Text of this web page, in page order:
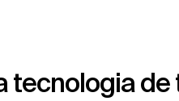
tecnologia de